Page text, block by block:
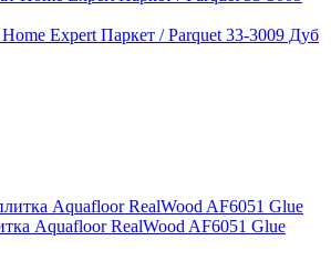
Expert Паркет / Parquet 33-3009 Дуб
Aquafloor RealWood AF6051 Glue